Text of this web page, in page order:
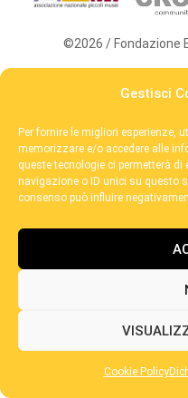
Gestisci
Per fornire le migliori esperienze,
memorizzare e/o accedere alle
queste tecnologie ci permetterà
navigazione o ID unici su questo
consenso può influire
Cookie Policy
©2026 / Fondazione